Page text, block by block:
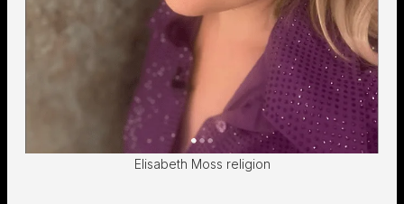
Elisabeth Moss religion